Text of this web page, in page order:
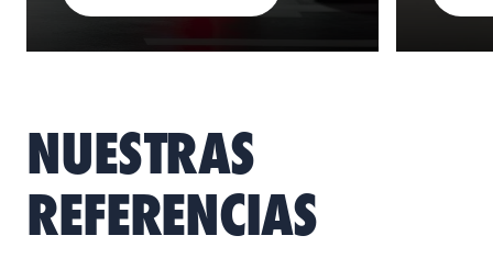
NUESTRAS
REFERENCIAS